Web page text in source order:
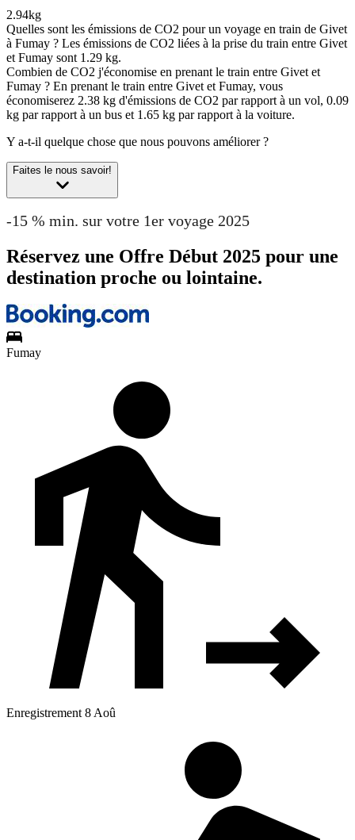
2.94kg
Quelles sont les émissions de CO2 pour un voyage en train de Givet
à Fumay ? Les émissions de CO2 liées à la prise du train entre Givet
et Fumay sont 1.29 kg.
Combien de CO2 j'économise en prenant le train entre Givet et
Fumay ? En prenant le train entre Givet et Fumay, vous
économiserez 2.38 kg d'émissions de CO2 par rapport à un vol, 0.09
kg par rapport à un bus et 1.65 kg par rapport à la voiture.
Y a-t-il quelque chose que nous pouvons améliorer ?
Faites le nous savoir!
-15 % min. sur votre 1er voyage 2025
Réservez une Offre Début 2025 pour une
destination proche ou lointaine.
Fumay
Enregistrement 8 Aoû